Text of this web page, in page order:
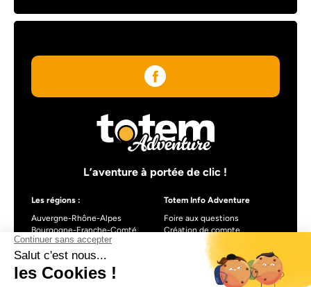
L’aventure à portée de clic !
Les régions :
Auvergne-Rhône-Alpes
Bourgogne-Franche-Comté
Centre-Val de Loire
Nouvelle-Aquitaine
Occitanie
Pays de la Loire
Totem Info Adventure
Foire aux questions
Création de compte